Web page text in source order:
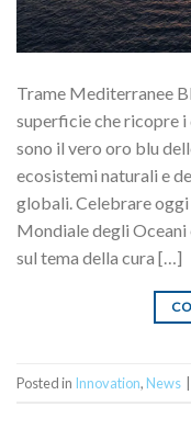
Trame Mediterranee
superficie che ricopre i
sono il vero oro blu
ecosistemi naturali e
globali. Celebrare
Mondiale degli Oceani
sul tema della cura […]
Posted in Innovation, News